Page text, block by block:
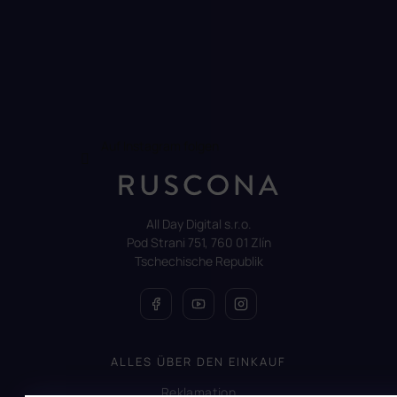
All Day Digital s.r.o.
Pod Strani 751, 760 01 Zlín
Tschechische Republik
ALLES ÜBER DEN EINKAUF
Reklamation